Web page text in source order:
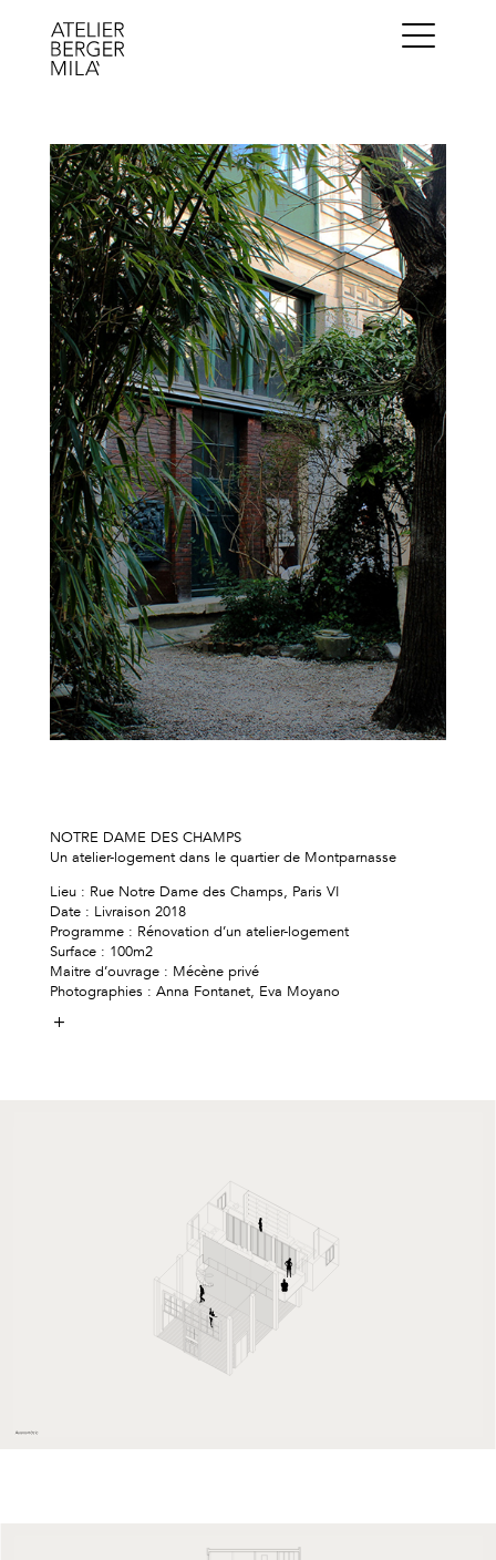
NOTRE DAME DES CHAMPS
Un atelier-logement dans le quartier de Montparnasse
Lieu : Rue Notre Dame des Champs, Paris VI
Date : Livraison 2018
Programme : Rénovation d’un atelier-logement
Surface : 100m2
Maitre d’ouvrage : Mécène privé
Photographies : Anna Fontanet, Eva Moyano